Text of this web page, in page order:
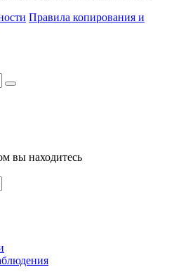
Правила копирования и
вы находитесь